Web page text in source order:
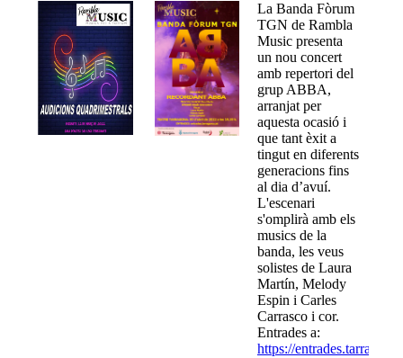
La Banda Fòrum
TGN de Rambla
Music presenta
un nou concert
amb repertori del
grup ABBA,
arranjat per
aquesta ocasió i
que tant èxit a
tingut en diferents
generacions fins
al dia d’avuí.
L'escenari
s'omplirà amb els
musics de la
banda, les veus
solistes de Laura
Martín, Melody
Espin i Carles
Carrasco i cor.
Entrades a:
https://